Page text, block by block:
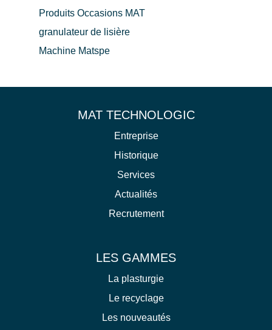
Produits Occasions MAT
granulateur de lisière
Machine Matspe
MAT TECHNOLOGIC
Entreprise
Historique
Services
Actualités
Recrutement
LES GAMMES
La plasturgie
Le recyclage
Les nouveautés